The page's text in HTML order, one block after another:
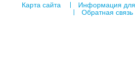
Карта сайта
Информация
Обратная связь